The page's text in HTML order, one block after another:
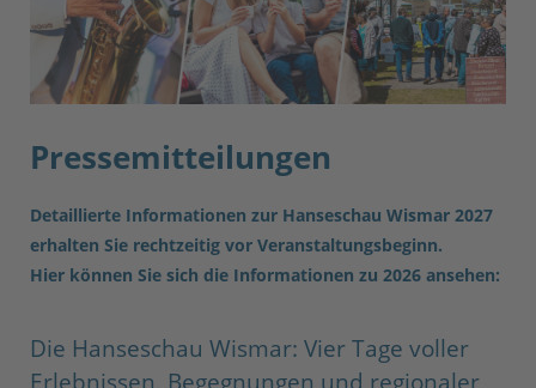
Pressemitteilungen
Detaillierte Informationen zur Hanseschau Wismar 2027
erhalten Sie rechtzeitig vor Veranstaltungsbeginn.
Hier können Sie sich die Informationen zu 2026 ansehen:
Die Hanseschau Wismar: Vier Tage voller
Erlebnissen, Begegnungen und regionaler